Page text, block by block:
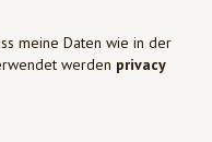
meine Daten wie in der
werden privacy